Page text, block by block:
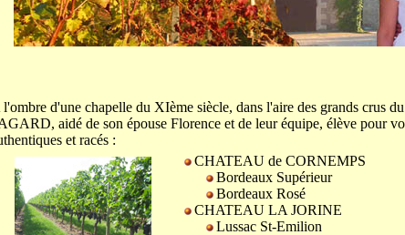
d'une chapelle du XIème siècle, dans l'aire des grands crus
aidé de son épouse Florence et de leur équipe, élève pour
et racés :
CHATEAU de CORNEMPS
Bordeaux Supérieur
Bordeaux Rosé
CHATEAU LA JORINE
Lussac St-Emilion